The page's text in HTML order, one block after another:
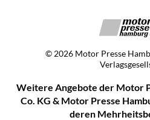
© 2026 Motor Presse
Weitere Angebote der Motor
Co. KG & Motor Presse
deren